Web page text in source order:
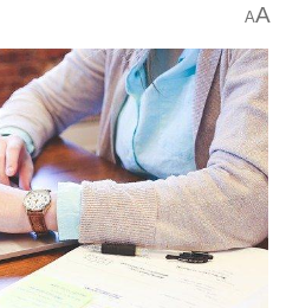
AA